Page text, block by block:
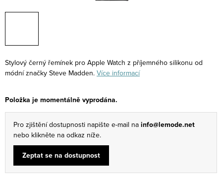
Stylový černý řemínek pro Apple Watch z příjemného silikonu od
módní značky Steve Madden. Více informací
Položka je momentálně vyprodána.
Pro zjištění dostupnosti napište e-mail na info@lemode.net
nebo klikněte na odkaz níže.
Zeptat se na dostupnost